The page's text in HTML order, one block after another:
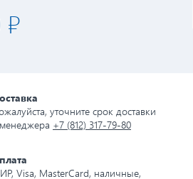
₽
уточните срок доставки
+7 (812) 317-79-80
Visa, MasterCard, наличные,